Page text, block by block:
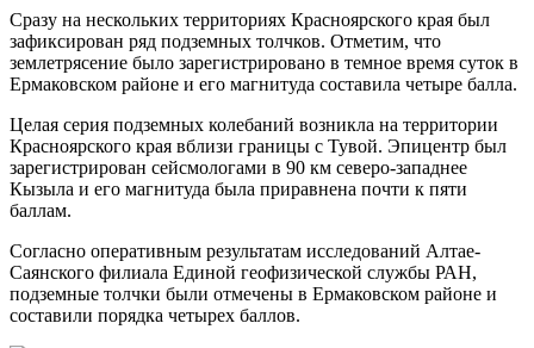
Сразу на нескольких территориях Красноярского края был
зафиксирован ряд подземных толчков. Отметим, что
землетрясение было зарегистрировано в темное время суток в
Ермаковском районе и его магнитуда составила четыре балла.
Целая серия подземных колебаний возникла на территории
Красноярского края вблизи границы с Тувой. Эпицентр был
зарегистрирован сейсмологами в 90 км северо-западнее
Кызыла и его магнитуда была приравнена почти к пяти
баллам.
Согласно оперативным результатам исследований Алтае-
Саянского филиала Единой геофизической службы РАН,
подземные толчки были отмечены в Ермаковском районе и
составили порядка четырех баллов.